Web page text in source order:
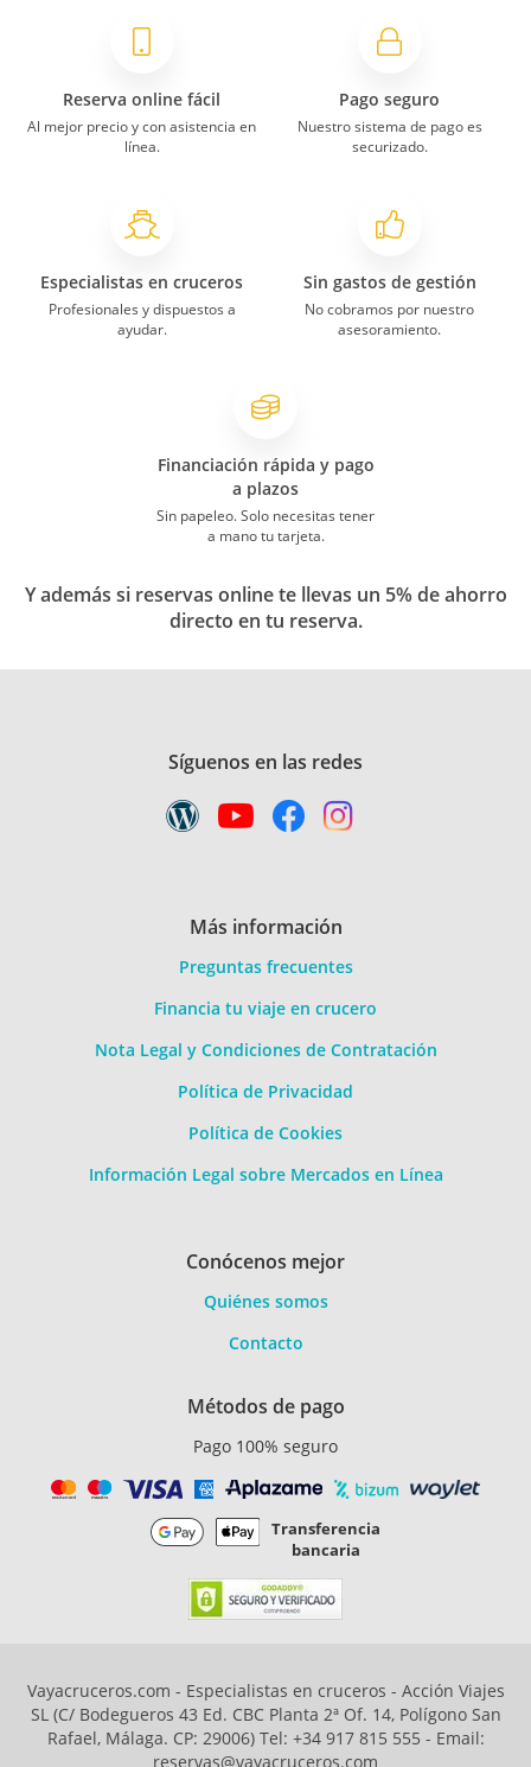
Reserva online fácil
Al mejor precio y con asistencia en
línea.
Pago seguro
Nuestro sistema de pago es
securizado.
Especialistas en cruceros
Profesionales y dispuestos a
ayudar.
Sin gastos de gestión
No cobramos por nuestro
asesoramiento.
Financiación rápida y pago
a plazos
Sin papeleo. Solo necesitas tener
a mano tu tarjeta.
Y además si reservas online te llevas un 5% de ahorro
directo en tu reserva.
Síguenos en las redes
Más información
Preguntas frecuentes
Financia tu viaje en crucero
Nota Legal y Condiciones de Contratación
Política de Privacidad
Política de Cookies
Información Legal sobre Mercados en Línea
Conócenos mejor
Quiénes somos
Contacto
Métodos de pago
Pago 100% seguro
Transferencia
bancaria
Vayacruceros.com - Especialistas en cruceros - Acción Viajes
SL (C/ Bodegueros 43 Ed. CBC Planta 2ª Of. 14, Polígono San
Rafael, Málaga. CP: 29006) Tel: +34 917 815 555 - Email:
reservas@vayacruceros.com